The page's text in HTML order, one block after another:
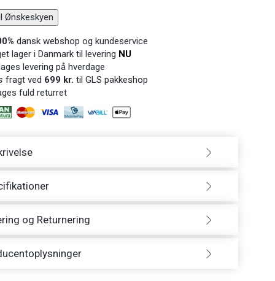
Ønskeskyen
dansk webshop og kundeservice
lager i Danmark til levering NU
levering på hverdage
fragt ved 699 kr. til GLS pakkeshop
fuld returret
og Returnering